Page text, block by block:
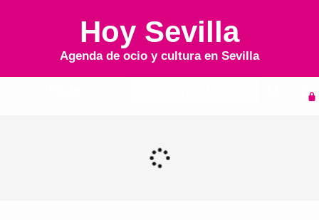
Hoy Sevilla
Agenda de ocio y cultura en Sevilla